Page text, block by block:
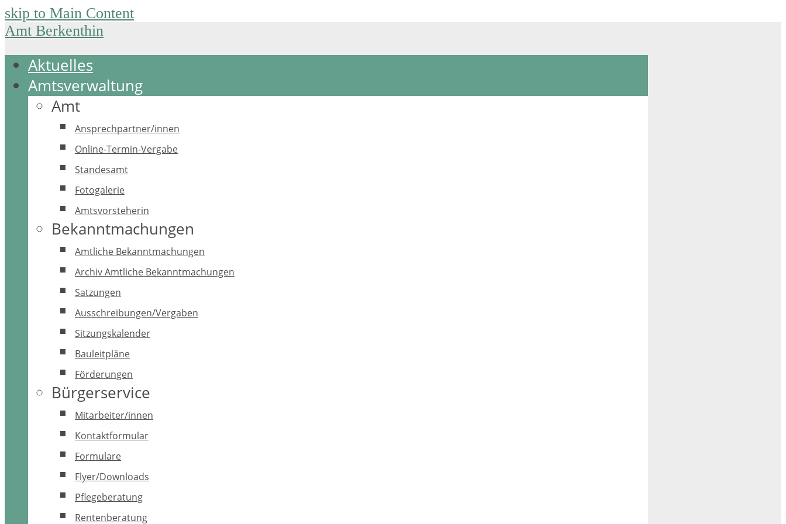
skip to Main Content
Amt Berkenthin
Aktuelles
Amtsverwaltung
Amt
Ansprechpartner/innen
Online-Termin-Vergabe
Standesamt
Fotogalerie
Amtsvorsteherin
Bekanntmachungen
Amtliche Bekanntmachungen
Archiv Amtliche Bekanntmachungen
Satzungen
Ausschreibungen/Vergaben
Sitzungskalender
Bauleitpläne
Förderungen
Bürgerservice
Mitarbeiter/innen
Kontaktformular
Formulare
Flyer/Downloads
Pflegeberatung
Rentenberatung